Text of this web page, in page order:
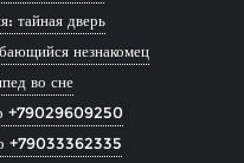
тайная дверь
незнакомец
во сне
+79029609250
+79033362335